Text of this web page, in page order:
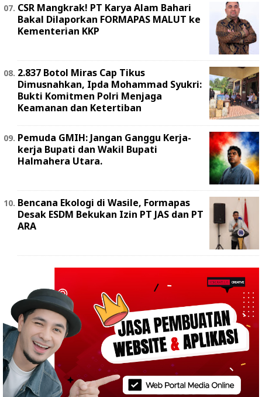
‎CSR Mangkrak! PT Karya Alam Bahari
Bakal Dilaporkan FORMAPAS MALUT ke
Kementerian KKP
2.837 Botol Miras Cap Tikus
Dimusnahkan, Ipda Mohammad Syukri:
Bukti Komitmen Polri Menjaga
Keamanan dan Ketertiban
Pemuda GMIH: Jangan Ganggu Kerja-
kerja Bupati dan Wakil Bupati
Halmahera Utara.
Bencana Ekologi di Wasile, Formapas
Desak ESDM Bekukan Izin PT JAS dan PT
ARA